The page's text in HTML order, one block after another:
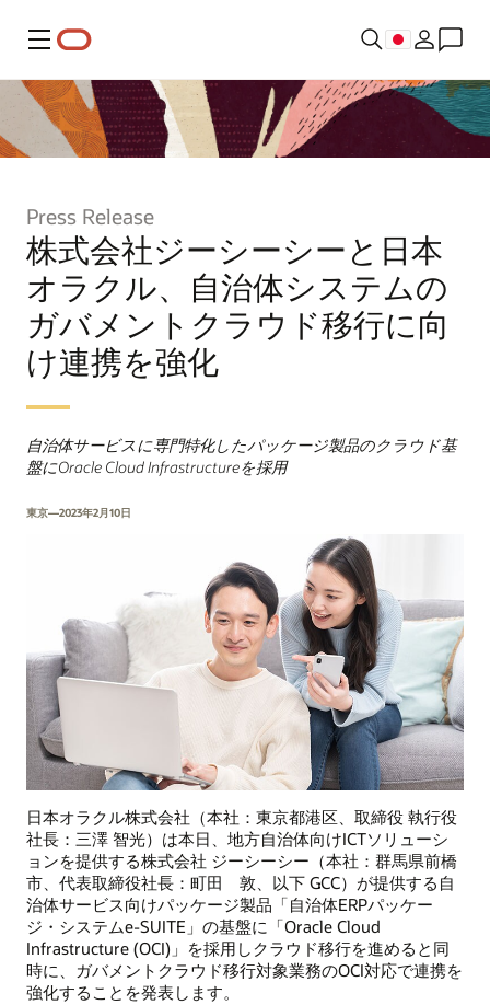
メニュー
Press Release
株式会社ジーシーシーと日本
オラクル、自治体システムの
ガバメントクラウド移行に向
け連携を強化
自治体サービスに専門特化したパッケージ製品のクラウド基
盤にOracle Cloud Infrastructureを採用
東京—2023年2月10日
日本オラクル株式会社（本社：東京都港区、取締役 執行役
社長：三澤 智光）は本日、地方自治体向けICTソリューシ
ョンを提供する株式会社 ジーシーシー（本社：群馬県前橋
市、代表取締役社長：町田 敦、以下 GCC）が提供する自
治体サービス向けパッケージ製品「自治体ERPパッケー
ジ・システムe-SUITE」の基盤に「Oracle Cloud
Infrastructure (OCI)」を採用しクラウド移行を進めると同
時に、ガバメントクラウド移行対象業務のOCI対応で連携を
強化することを発表します。